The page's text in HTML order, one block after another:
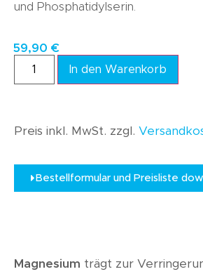
und Phosphatidylserin.
59,90 €
In den Warenkorb
Preis inkl. MwSt. zzgl.
Bestellformular und Preisliste
Magnesium trägt zur